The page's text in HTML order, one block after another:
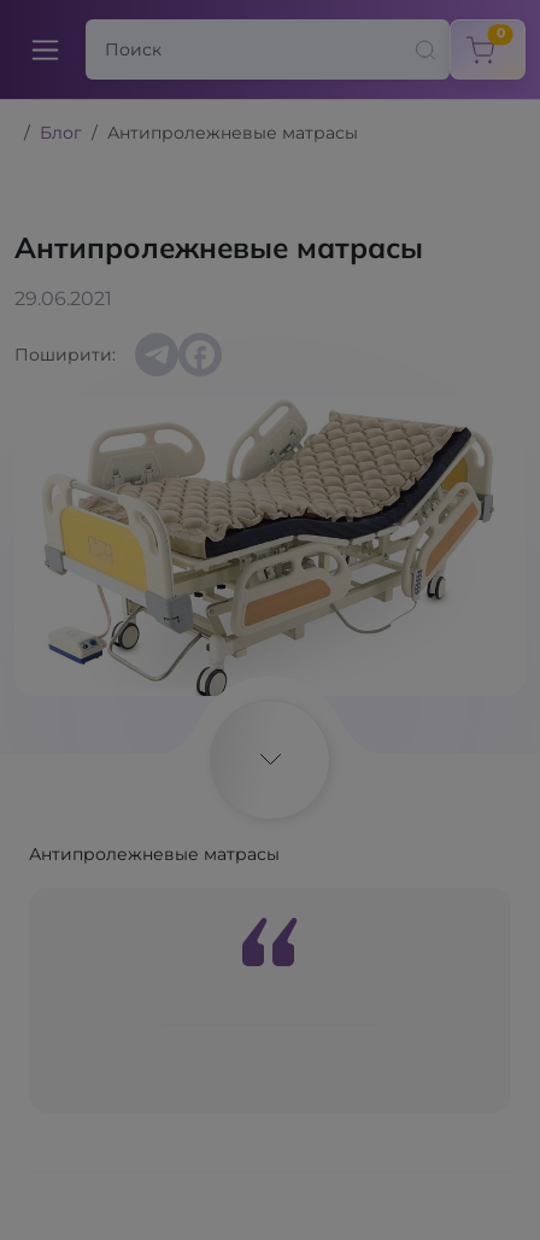
0
Блог Антипролежневые матрасы
Антипролежневые матрасы
29.06.2021
Поширити:
Антипролежневые матрасы